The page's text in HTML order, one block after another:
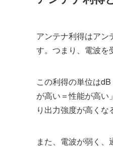
アンテナ利得はアン
す。つまり、電波を
この利得の単位は
が高い＝性能が高い
り出力強度が高くな
また、電波が弱く